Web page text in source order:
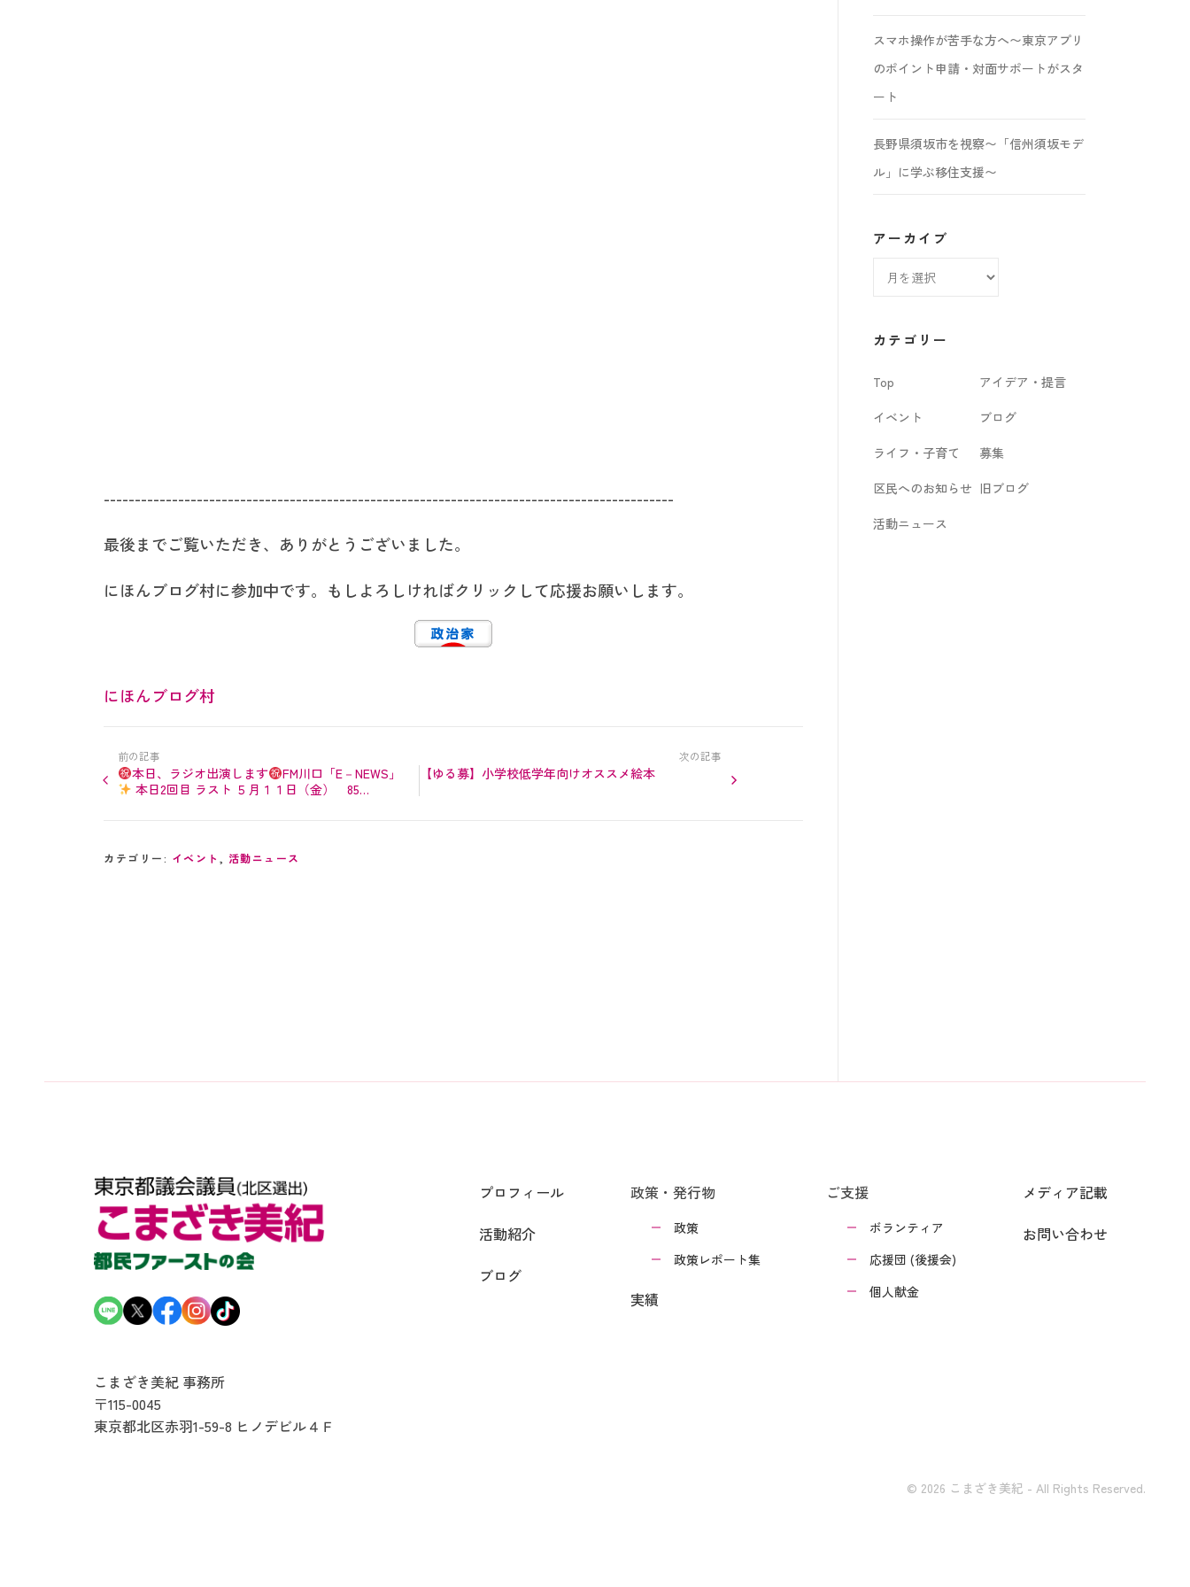
--------------------------------------------------------------------------------------------
最後までご覧いただき、ありがとうございました。
にほんブログ村に参加中です。もしよろしければクリックして応援お願いします。
にほんブログ村
前の記事
本日、ラジオ出演します
FM川口「E－NEWS」
本日2回目 ラスト ５月１１日（金） 85…
次の記事
【ゆる募】小学校低学年向けオススメ絵本
カテゴリー: イベント , 活動ニュース
スマホ操作が苦手な方へ〜東京アプリ
のポイント申請・対面サポートがスタ
ート
長野県須坂市を視察〜「信州須坂モデ
ル」に学ぶ移住支援〜
アーカイブ
ブ
カテゴリー
Top
アイデア・提言
イベント
ブログ
ライフ・子育て
募集
区民へのお知らせ 旧ブログ
活動ニュース
こまざき美紀 事務所
〒115-0045
東京都北区赤羽1-59-8 ヒノデビル４Ｆ
プロフィール
活動紹介
ブログ
政策・発行物
政策
政策レポート集
実績
ご支援
ボランティア
応援団 (後援会)
個人献金
メディア記載
お問い合わせ
© 2026 こまざき美紀 - All Rights Reserved.